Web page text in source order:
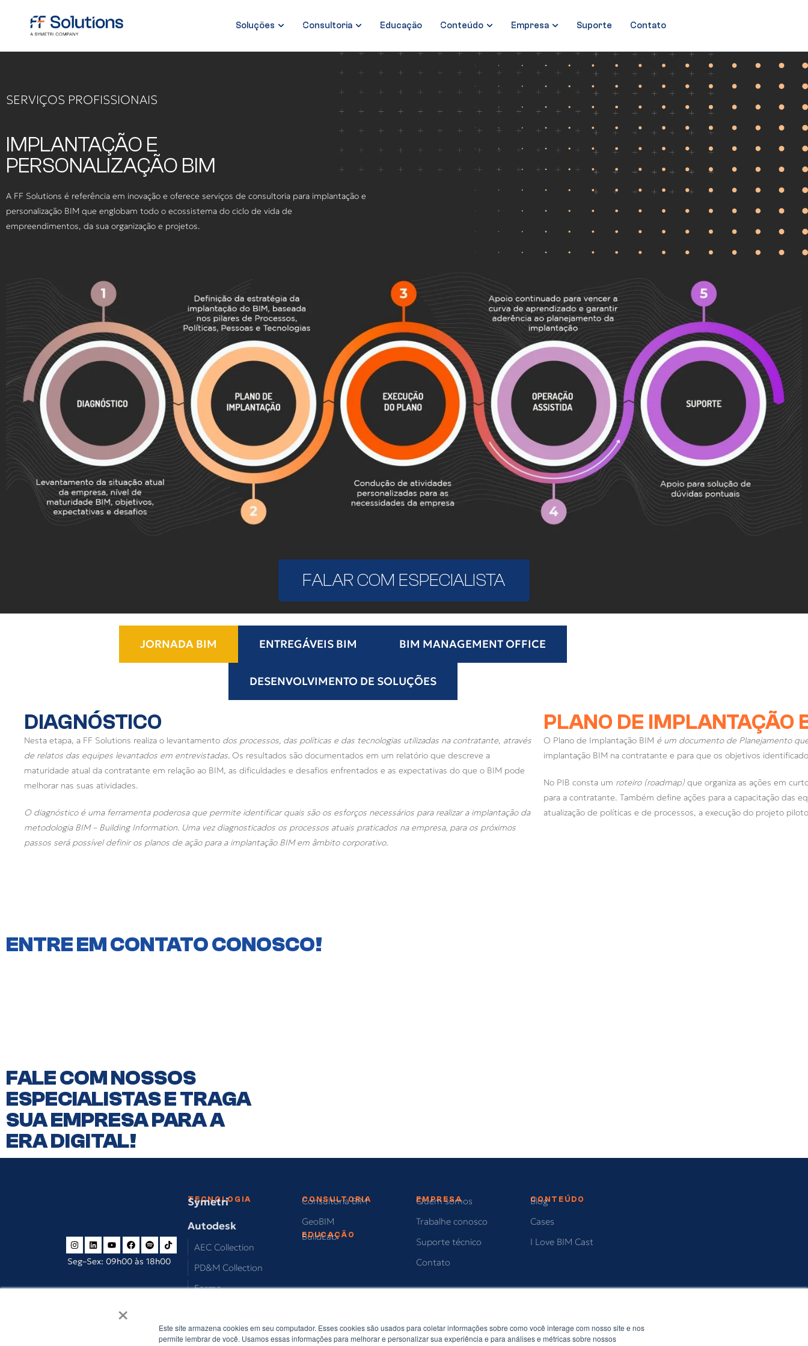
×
Este site armazena cookies em seu computador. Esses cookies são usados para coletar informações sobre como você interage com nosso site e nos
permite lembrar de você. Usamos essas informações para melhorar e personalizar sua experiência e para análises e métricas sobre nossos
Soluções Consultoria Educação Conteúdo Empresa Suporte Contato
SERVIÇOS PROFISSIONAIS
IMPLANTAÇÃO E
PERSONALIZAÇÃO BIM
A FF Solutions é referência em inovação e oferece serviços de consultoria para implantação e
personalização BIM que englobam todo o ecossistema do ciclo de vida de
empreendimentos, da sua organização e projetos.
FALAR COM ESPECIALISTA
JORNADA BIM ENTREGÁVEIS BIM BIM MANAGEMENT OFFICE
DESENVOLVIMENTO DE SOLUÇÕES
DIAGNÓSTICO
Nesta etapa, a FF Solutions realiza o levantamento dos processos, das políticas e das tecnologias utilizadas na contratante, através
de relatos das equipes levantados em entrevistadas. Os resultados são documentados em um relatório que descreve a
maturidade atual da contratante em relação ao BIM, as dificuldades e desafios enfrentados e as expectativas do que o BIM pode
melhorar nas suas atividades.
O diagnóstico é uma ferramenta poderosa que permite identificar quais são os esforços necessários para realizar a implantação da
metodologia BIM – Building Information. Uma vez diagnosticados os processos atuais praticados na empresa, para os próximos
passos será possível definir os planos de ação para a implantação BIM em âmbito corporativo.
PLANO DE IMPLANTAÇÃO
O Plano de Implantação BIM é um documento de Planejamento
implantação BIM na contratante e para que os objetivos
No PIB consta um roteiro (roadmap) que organiza as ações em
para a contratante. Também define ações para a capacitação das
atualização de políticas e de processos, a execução do projeto
ENTRE EM CONTATO CONOSCO!
FALE COM NOSSOS
ESPECIALISTAS E TRAGA
SUA EMPRESA PARA A
ERA DIGITAL!
Seg–Sex: 09h00 às 18h00
TECNOLOGIA
Symetri
Autodesk
AEC Collection
PD&M Collection
Forma
SketchUp
CONSULTORIA
Consultoria BIM
GeoBIM
EDUCAÇÃO
BuildLab
EMPRESA
Quem somos
Trabalhe conosco
Suporte técnico
Contato
CONTEÚDO
Blog
Cases
I Love BIM Cast